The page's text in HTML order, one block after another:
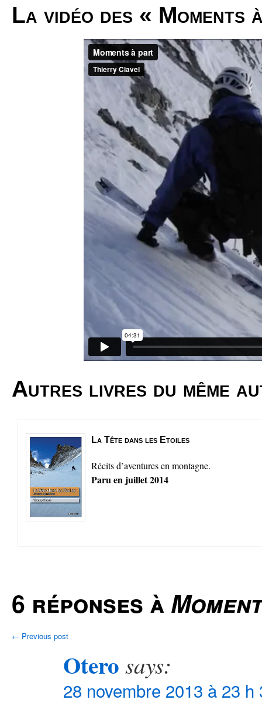
La vidéo des «
Autres livres du même
La Tête dans les Etoiles
Récits d’aventures en montagne.
Paru en juillet 2014
6 réponses à
← Previous post
Otero says:
28 novembre 2013 à 23 h